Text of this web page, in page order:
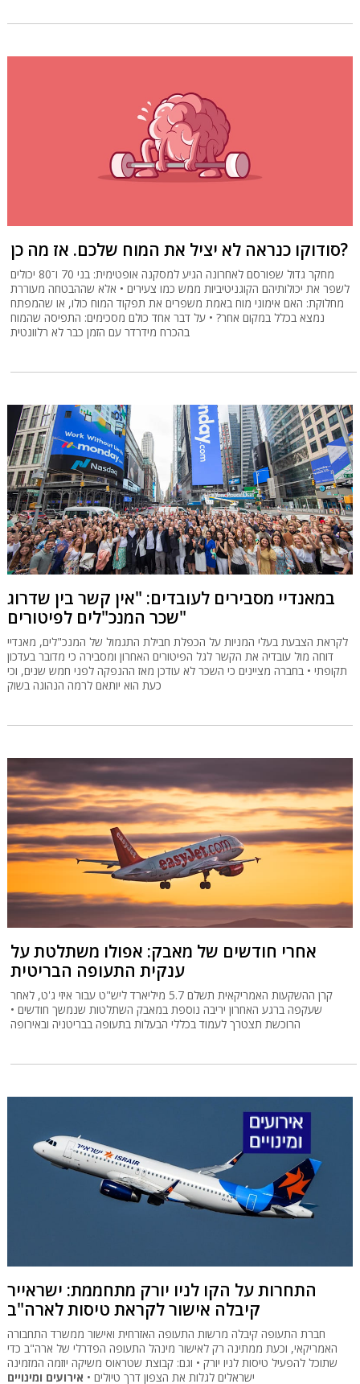
סודוקו כנראה לא יציל את המוח שלכם. אז מה כן?
מחקר גדול שפורסם לאחרונה הגיע למסקנה אופטימית: בני 70 ו־80 יכולים
לשפר את יכולותיהם הקוגניטיביות ממש כמו צעירים • אלא שההבטחה מעוררת
מחלוקת: האם אימוני מוח באמת משפרים את תפקוד המוח כולו, או שהמפתח
נמצא בכלל במקום אחר? • על דבר אחד כולם מסכימים: התפיסה שהמוח
בהכרח מידרדר עם הזמן כבר לא רלוונטית
במאנדיי מסבירים לעובדים: "אין קשר בין שדרוג
שכר המנכ"לים לפיטורים"
לקראת הצבעת בעלי המניות על הכפלת חבילת התגמול של המנכ"לים, מאנדיי
דוחה מול עובדיה את הקשר לגל הפיטורים האחרון ומסבירה כי מדובר בעדכון
תקופתי • בחברה מציינים כי השכר לא עודכן מאז ההנפקה לפני חמש שנים, וכי
כעת הוא יותאם לרמה הנהוגה בשוק
אחרי חודשים של מאבק: אפולו משתלטת על
ענקית התעופה הבריטית
קרן ההשקעות האמריקאית תשלם 5.7 מיליארד ליש"ט עבור איזי ג'ט, לאחר
שעקפה ברגע האחרון יריבה נוספת במאבק השתלטות שנמשך חודשים •
הרוכשת תצטרך לעמוד בכללי הבעלות בתעופה בבריטניה ובאירופה
התחרות על הקו לניו יורק מתחממת: ישראייר
קיבלה אישור לקראת טיסות לארה"ב
חברת התעופה קיבלה מרשות התעופה האזרחית ואישור ממשרד התחבורה
האמריקאי, וכעת ממתינה רק לאישור מינהל התעופה הפדרלי של ארה"ב כדי
שתוכל להפעיל טיסות לניו יורק • וגם: קבוצת שטראוס משיקה יוזמה המזמינה
ישראלים לגלות את הצפון דרך טיולים • אירועים ומינויים